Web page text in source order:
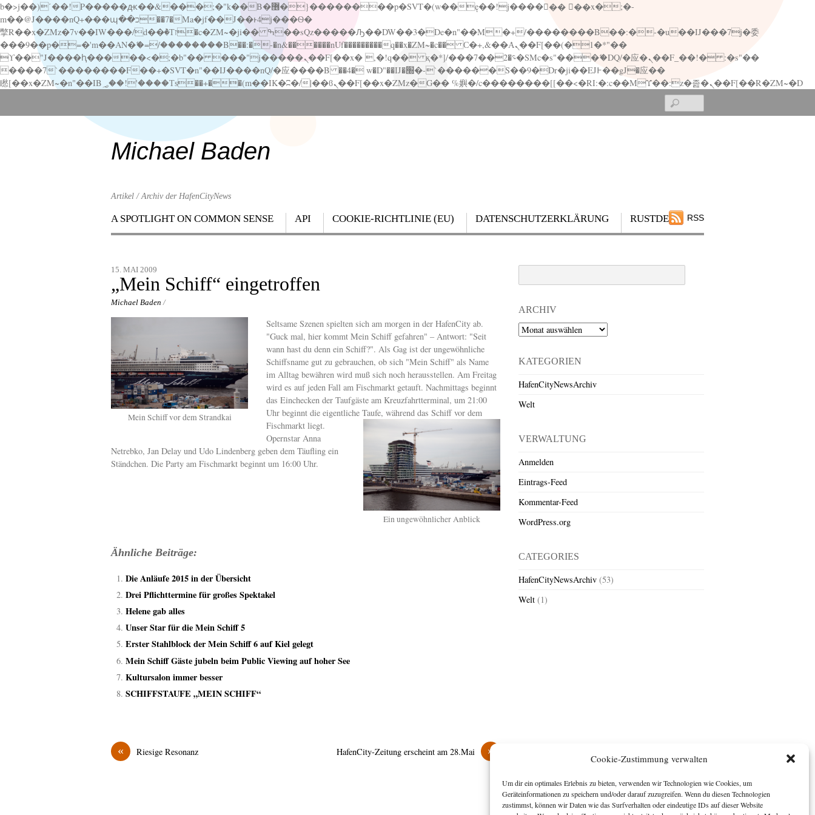
Cookie-Zustimmung verwalten
Um dir ein optimales Erlebnis zu bieten, verwenden wir Technologien wie Cookies, um
Geräteinformationen zu speichern und/oder darauf zuzugreifen. Wenn du diesen Technologien
zustimmst, können wir Daten wie das Surfverhalten oder eindeutige IDs auf dieser Website
b�>j��)΄��!P�����ԫ��&���;�"k��B�޶�}��������p�SVT�(w��ę��!j������ ��x�;�-
m��@J����nQ+���պ��כ��7�Ma�jf��J��ͱ4j���Ѳ�
撆R��x�ZMz�7v��IW���/d��ٞ�Тז�c�ZM~�ji�� ߒ��sQz�����Ԡ��DW��3�De�n"��M�+/��������B��:�-�u��IJ���7j�委
���9��p�=�'m��AN�ޭ�=/��������B��:�-�n&������nUf���������q��x�ZM~�c�� Ϲ�+,&��Ὰܢ��F[��(�1�*"��
ϒ��"J����ԧ�����<�;�b"�� ���"j�����ܢ��F[��x� ,�!q�� қ�*]/���؝�2��7�SMc�s"���ޭ�DQ/�应�ܢ��F_��!� :�s"��
����7`��������F��+�SVT�n"��IJ����nQ/�应����B ��4� w�D"��IJ�׭�-`������S��9�Dr�ji��EJ߅��gJ�应��
矁[��x�ZM~�n"��IB؃��!'����Тѕ��+��(m��IK�ʭ�/|��ϐܢ��F[��x�ZMz�G�� %嬩�/c��������[[��<�RI:�:c��MΎ��:z�졾�ܢ��F[��R�ZM~�D
down
Michael Baden
Artikel / Archiv der HafenCityNews
RSS
Menu
A SPOTLIGHT ON COMMON SENSE API COOKIE-RICHTLINIE (EU) DATENSCHUTZERKLÄRUNG RUSTDESK
Scroll
content
15. MAI 2009
„Mein Schiff“ eingetroffen
Michael Baden /
Mein Schiff vor dem Strandkai
Seltsame Szenen spielten sich am morgen in der HafenCity ab.
"Guck mal, hier kommt Mein Schiff gefahren" – Antwort: "Seit
wann hast du denn ein Schiff?". Als Gag ist der ungewöhnliche
Schiffsname gut zu gebrauchen, ob sich "Mein Schiff" als Name
im Alltag bewähren wird muß sich noch herausstellen. Am Freitag
wird es auf jeden Fall am Fischmarkt getauft. Nachmittags beginnt
das Einchecken der Taufgäste am Kreuzfahrtterminal, um 21:00
Uhr beginnt die eigentliche Taufe, während das Schiff vor dem
Fischmarkt liegt.
Ein ungewöhnlicher Anblick
Opernstar Anna
Netrebko, Jan Delay und Udo Lindenberg geben dem Täufling ein
Ständchen. Die Party am Fischmarkt beginnt um 16:00 Uhr.
Ähnliche Beiträge:
Die Anläufe 2015 in der Übersicht
Drei Pflichttermine für großes Spektakel
Helene gab alles
Unser Star für die Mein Schiff 5
Erster Stahlblock der Mein Schiff 6 auf Kiel gelegt
Mein Schiff Gäste jubeln beim Public Viewing auf hoher See
Kultursalon immer besser
SCHIFFSTAUFE „MEIN SCHIFF“
« Riesige Resonanz »
HafenCity-Zeitung erscheint am 28.Mai
ARCHIV
Archiv
KATEGORIEN
HafenCityNewsArchiv
Welt
VERWALTUNG
Anmelden
Eintrags-Feed
Kommentar-Feed
WordPress.org
CATEGORIES
HafenCityNewsArchiv (53)
Welt (1)